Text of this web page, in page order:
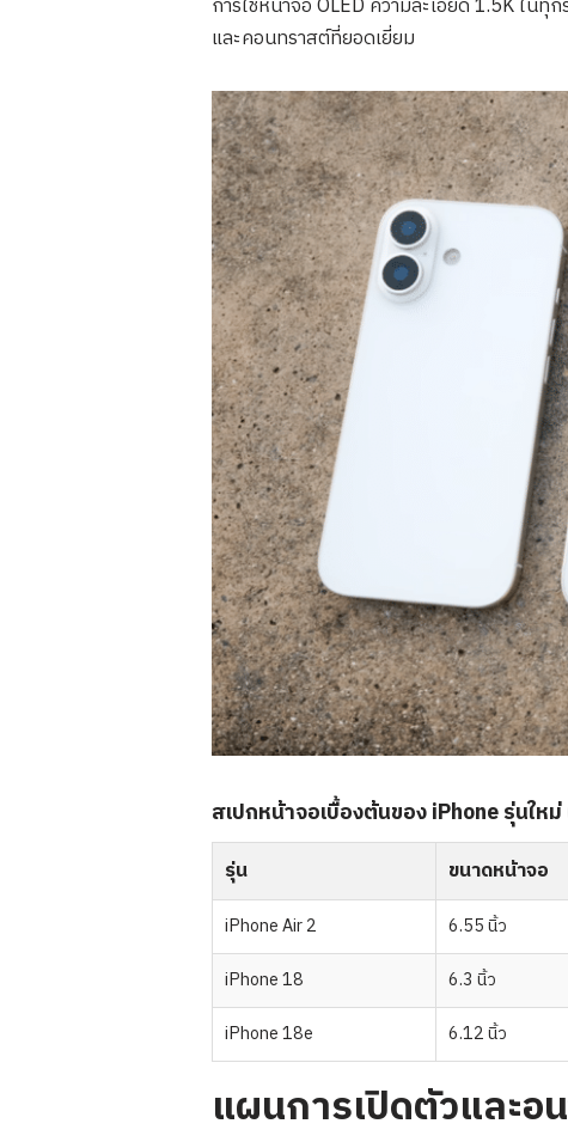
และคอนทราสต์ที่ยอดเยี่ยม
สเปกหน้าจอเบื้องต้นของ iPhone รุ่นให
รุ่น ขนาดหน้าจอ
iPhone Air 2 6.55 นิ้ว
iPhone 18
6.3 นิ้ว
iPhone 18e
6.12 นิ้ว
แผนการเปิดตัวและอ